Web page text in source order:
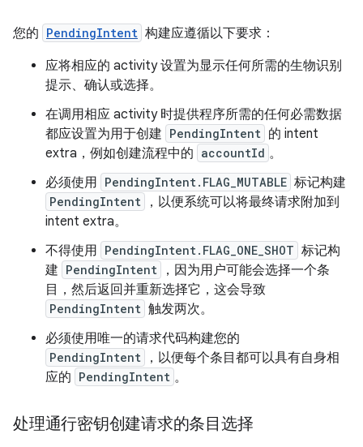
您的 PendingIntent 构建应遵循以下要求：
应将相应的 activity 设置为显示任何所需的生物识别
提示、确认或选择。
在调用相应 activity 时提供程序所需的任何必需数据
都应设置为用于创建 PendingIntent 的 intent
extra，例如创建流程中的 accountId 。
必须使用 PendingIntent.FLAG_MUTABLE 标记构建
PendingIntent
，以便系统可以将最终请求附加到
intent extra。
不得使用 PendingIntent.FLAG_ONE_SHOT 标记构
建 PendingIntent
，因为用户可能会选择一个条
目，然后返回并重新选择它，这会导致
PendingIntent 触发两次。
必须使用唯一的请求代码构建您的
PendingIntent
，以便每个条目都可以具有自身相
应的 PendingIntent 。
处理通行密钥创建请求的条目选择